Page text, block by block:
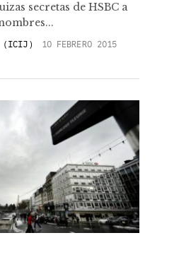
secretas de HSBC a
(ICIJ) 10 FEBRERO 2015